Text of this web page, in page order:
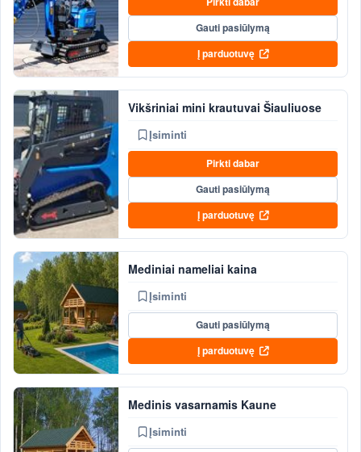
Gauti pasiūlymą
Į parduotuvę
Vikšriniai mini krautuvai Šiauliuose
Įsiminti
Pirkti dabar
Gauti pasiūlymą
Į parduotuvę
Mediniai nameliai kaina
Įsiminti
Gauti pasiūlymą
Į parduotuvę
Medinis vasarnamis Kaune
Įsiminti